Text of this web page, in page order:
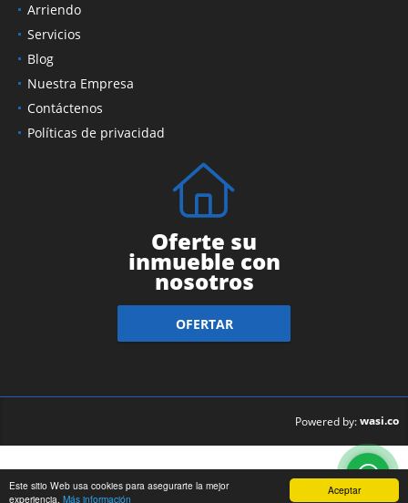
Aceptar
Este sitio Web usa cookies para asegurarte la mejor
experiencia. Más información
Arriendo
Servicios
Blog
Nuestra Empresa
Contáctenos
Políticas de privacidad
Oferte su
inmueble con
nosotros
OFERTAR
Powered by:wasi.co